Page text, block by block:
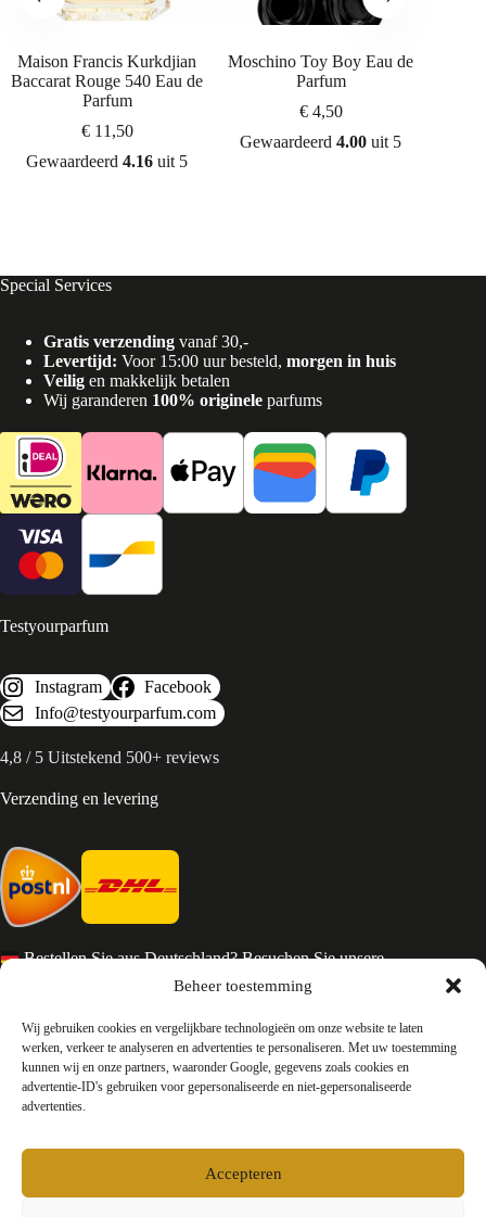
Beheer toestemming
Wij gebruiken cookies en vergelijkbare technologieën om onze website te laten
werken, verkeer te analyseren en advertenties te personaliseren. Met uw toestemming
kunnen wij en onze partners, waaronder Google, gegevens zoals cookies en
advertentie-ID's gebruiken voor gepersonaliseerde en niet-gepersonaliseerde
advertenties.
Accepteren
Maison Francis Kurkdjian
Baccarat Rouge 540 Eau de
Parfum
€11,50
Gewaardeerd4.16 uit 5
Moschino Toy Boy Eau de
Parfum
€4,50
Gewaardeerd4.00 uit 5
Special Services
Gratis verzending vanaf 30,-
Levertijd: Voor 15:00 uur besteld, morgen in huis
Veilig en makkelijk betalen
Wij garanderen 100% originele parfums
Testyourparfum
Instagram
Facebook
Info@testyourparfum.com
4,8 / 5 Uitstekend 500+ reviews
Verzending en levering
Bestellen Sie aus Deutschland? Besuchen Sie unsere
Services en Contact
Algemene voorwaarden
Retourneren
Privacy
Contact